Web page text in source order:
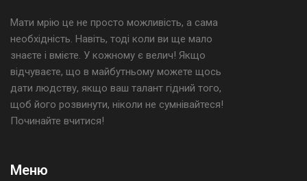
Мати мрію це не просто можливість, а сама
необхідність. Навіть, тоді коли ви ще мало
знаєте і вмієте. У кожному є велич! Якщо
відчуваєте, що в майбутньому можете щось
дати людству, якщо ваш талант гідний того,
щоб його розвинути, ніколи не сумнівайтеся!
Починайте вчитися!
Меню